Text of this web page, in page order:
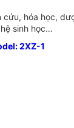
hóa học,
sinh học…
2XZ-1